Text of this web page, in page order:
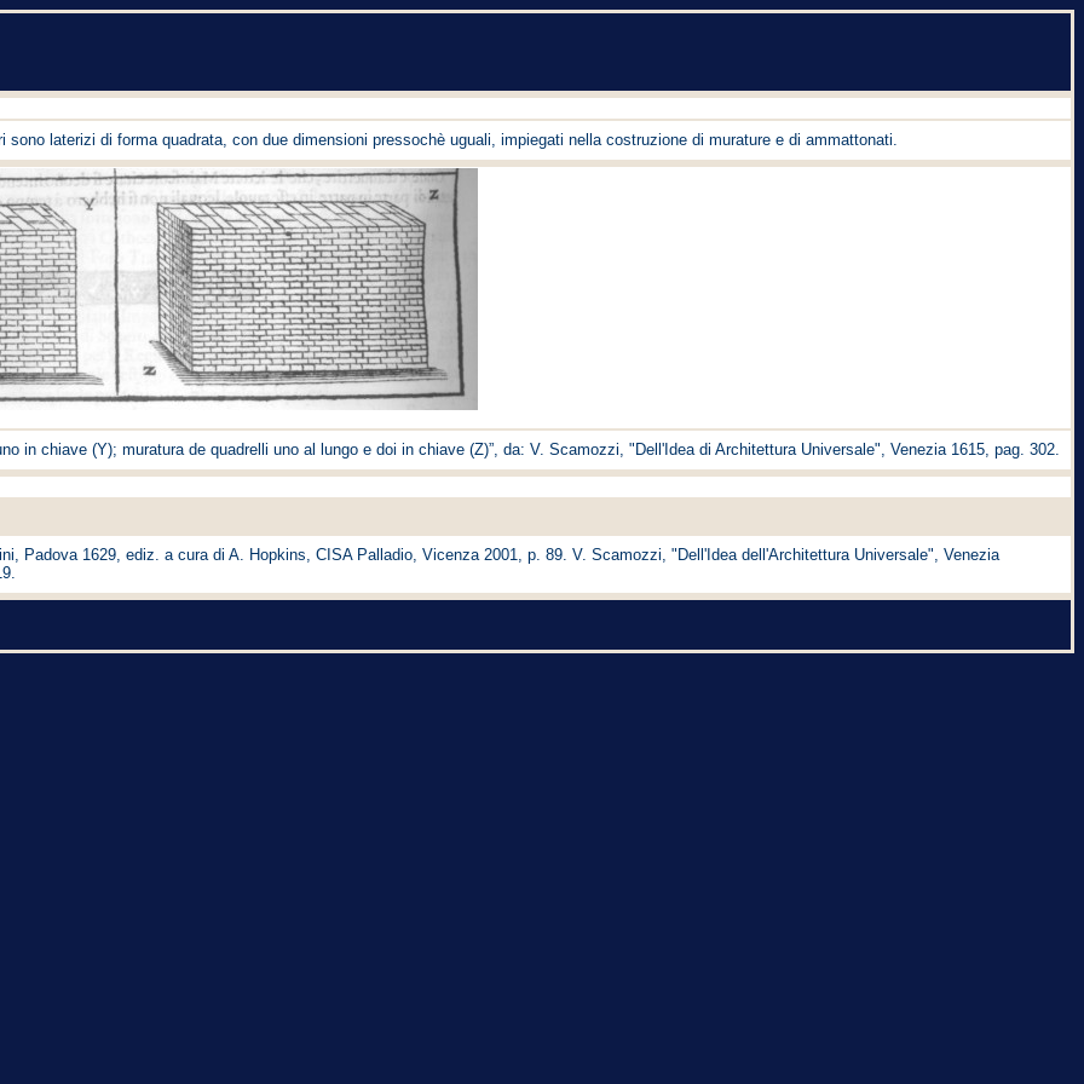
sono laterizi di forma quadrata, con due dimensioni pressochè uguali, impiegati nella costruzione di murature e di ammattonati.
in chiave (Y); muratura de quadrelli uno al lungo e doi in chiave (Z)”, da: V. Scamozzi, "Dell'Idea di Architettura Universale", Venezia 1615, pag. 302.
Padova 1629, ediz. a cura di A. Hopkins, CISA Palladio, Vicenza 2001, p. 89. V. Scamozzi, "Dell'Idea dell'Architettura Universale", Venezia